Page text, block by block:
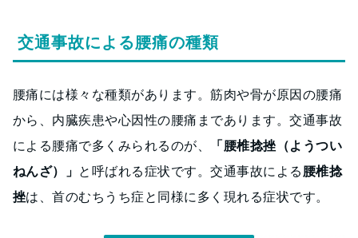
交通事故による腰痛の種類
腰痛には様々な種類があります。筋肉や骨が原因の腰痛
から、内臓疾患や心因性の腰痛まであります。交通事故
による腰痛で多くみられるのが、
「腰椎捻挫（ようつい
ねんざ）」 と呼ばれる症状です。交通事故による 腰椎捻
挫は、首のむちうち症と同様に多く現れる症状です。